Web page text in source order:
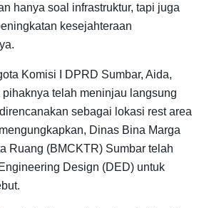
hanya soal infrastruktur, tapi juga
kesejahteraan
Komisi I DPRD Sumbar, Aida,
telah meninjau langsung
sebagai lokasi rest area
Dinas Bina Marga
Ruang (BMCKTR) Sumbar telah
Design (DED) untuk